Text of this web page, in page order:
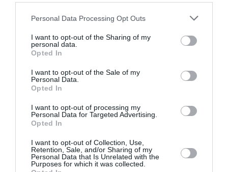
Personal Data Processing Opt Outs
I want to opt-out of the Sharing of my
personal data.
Opted In
I want to opt-out of the Sale of my
Personal Data.
Opted In
I want to opt-out of processing my
Personal Data for Targeted Advertising.
Opted In
I want to opt-out of Collection, Use,
Retention, Sale, and/or Sharing of my
Personal Data that Is Unrelated with the
Purposes for which it was collected.
Το ζευγάρι ήρθε πιο κοντά στο σετ της μίνι
τηλεοπτικής σειράς «Fosse/Verdon
» 2018 –
λέγεται μάλιστα ότι μεσολάβησε η Matilda για το
«ταίριασμα». Εκείνη την περίοδο ήταν και οι
δύο παντρεμένοι, αλλά μετά τα διαζύγιά τους,
γρήγορα και το 2020 υποδέχτηκαν τον γιο τους,
Hart, μέσα στην πανδημία, μια υπενθύμιση, τότε,
για τη Williams «ότι η ζωή συνεχίζεται